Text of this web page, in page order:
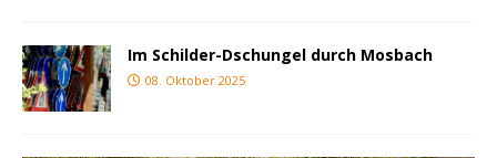
Im Schilder-Dschungel durch Mosbach
08. Oktober 2025